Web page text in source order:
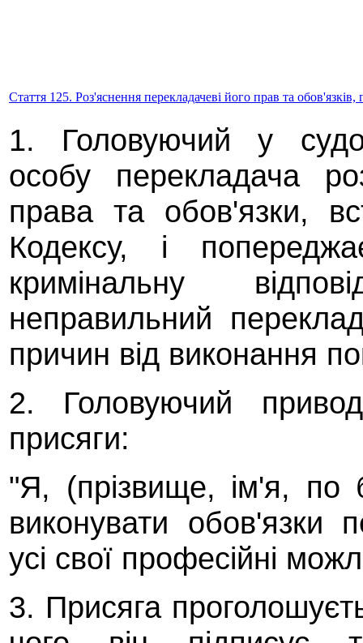
Стаття 125. Роз'яснення перекладачеві його прав та обов'язків,
1. Головуючий у
особу перекладача
права та обов'язки,
Кодексу, і
кримінальну
неправильний
причин від виконання
2. Головуючий
присяги:
"Я, (прізвище, ім'я, по
виконувати обов'язки
усі свої професійні
3. Присяга